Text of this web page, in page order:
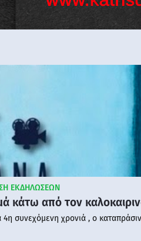
ΕΚΔΗΛΩΣΕΩΝ
κάτω από τον
4η συνεχόμενη χρονιά , ο